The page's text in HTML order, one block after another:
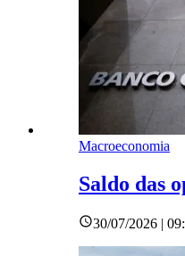
Macroeconomia
Saldo das
30/07/2026 |